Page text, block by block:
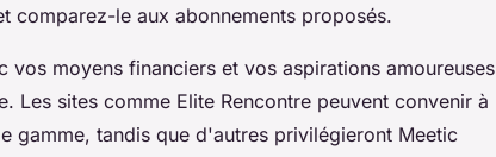
comparez-le aux abonnements proposés.
vos moyens financiers et vos aspirations amoureuses
Les sites comme Elite Rencontre peuvent convenir à
gamme, tandis que d'autres privilégieront Meetic